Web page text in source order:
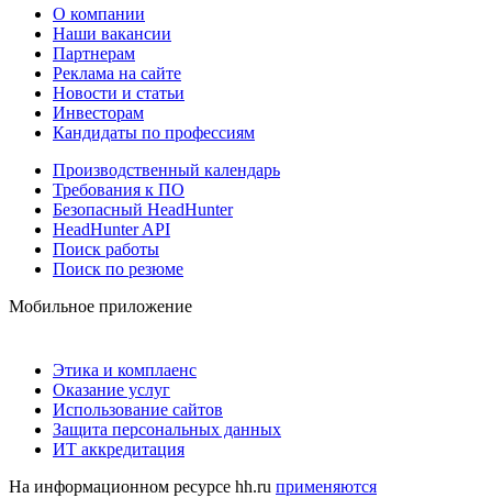
О компании
Наши вакансии
Партнерам
Реклама на сайте
Новости и статьи
Инвесторам
Кандидаты по профессиям
Производственный календарь
Требования к ПО
Безопасный HeadHunter
HeadHunter API
Поиск работы
Поиск по резюме
Мобильное приложение
Этика и комплаенс
Оказание услуг
Использование сайтов
Защита персональных данных
ИТ аккредитация
На информационном ресурсе hh.ru применяются